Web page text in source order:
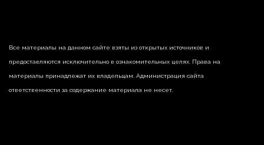
Все материалы на данном сайте взяты из открытых источников и
предоставляются исключительно в ознакомительных целях. Права на
материалы принадлежат их владельцам. Администрация сайта
ответственности за содержание материала не несет.